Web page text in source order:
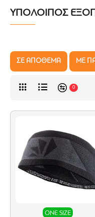
ΥΠΟΛΟΙΠΟΣ
ΣΕ ΑΠΟΘΕΜΑ ΜΕ
0
ONE SIZE